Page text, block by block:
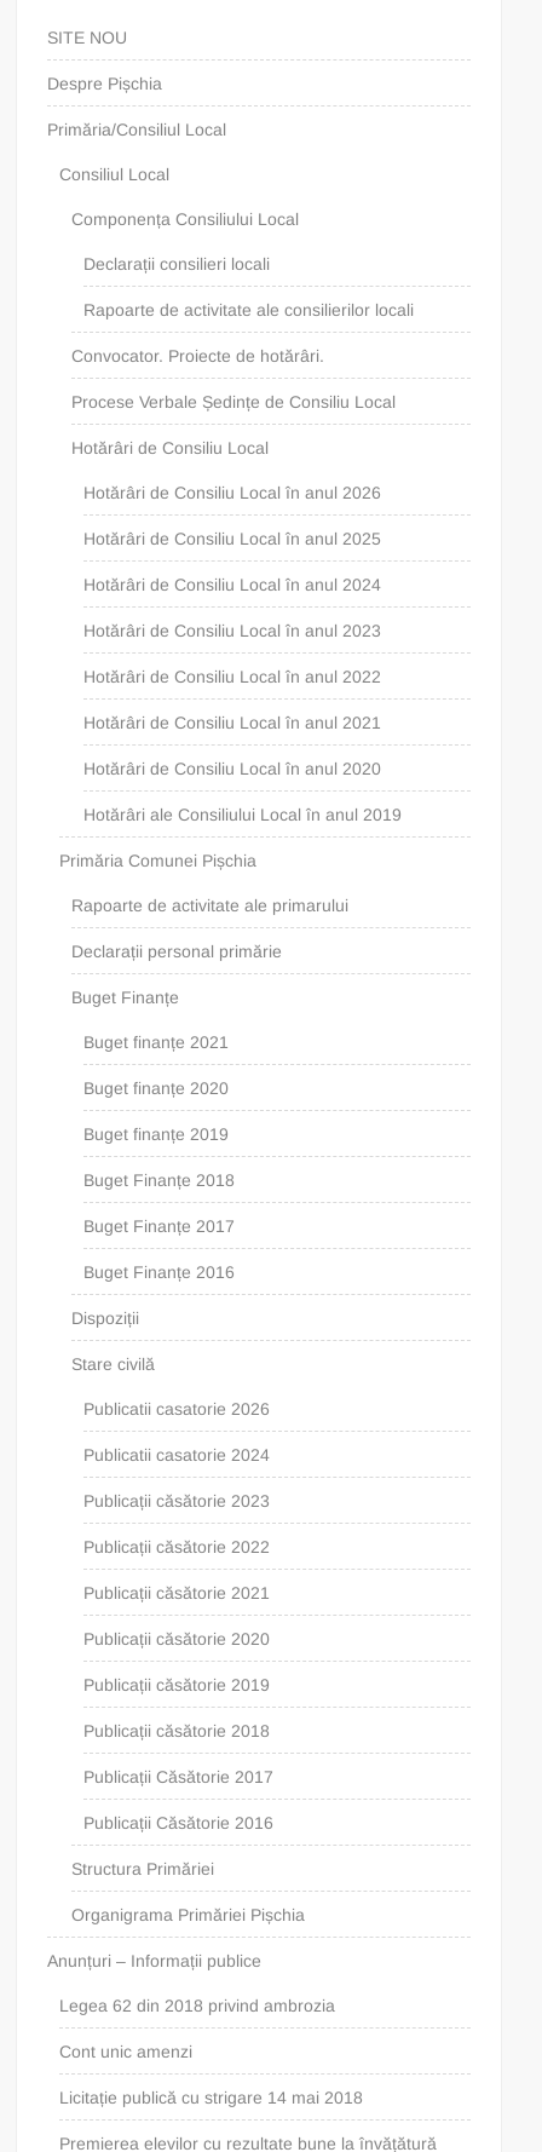
SITE NOU
Despre Pișchia
Primăria/Consiliul Local
Consiliul Local
Componența Consiliului Local
Declarații consilieri locali
Rapoarte de activitate ale consilierilor locali
Convocator. Proiecte de hotărâri.
Procese Verbale Ședințe de Consiliu Local
Hotărâri de Consiliu Local
Hotărâri de Consiliu Local în anul 2026
Hotărâri de Consiliu Local în anul 2025
Hotărâri de Consiliu Local în anul 2024
Hotărâri de Consiliu Local în anul 2023
Hotărâri de Consiliu Local în anul 2022
Hotărâri de Consiliu Local în anul 2021
Hotărâri de Consiliu Local în anul 2020
Hotărâri ale Consiliului Local în anul 2019
Primăria Comunei Pișchia
Rapoarte de activitate ale primarului
Declarații personal primărie
Buget Finanțe
Buget finanțe 2021
Buget finanțe 2020
Buget finanțe 2019
Buget Finanțe 2018
Buget Finanțe 2017
Buget Finanțe 2016
Dispoziții
Stare civilă
Publicatii casatorie 2026
Publicatii casatorie 2024
Publicații căsătorie 2023
Publicații căsătorie 2022
Publicații căsătorie 2021
Publicații căsătorie 2020
Publicații căsătorie 2019
Publicații căsătorie 2018
Publicații Căsătorie 2017
Publicații Căsătorie 2016
Structura Primăriei
Organigrama Primăriei Pișchia
Anunțuri – Informații publice
Legea 62 din 2018 privind ambrozia
Cont unic amenzi
Licitație publică cu strigare 14 mai 2018
Premierea elevilor cu rezultate bune la învățătură